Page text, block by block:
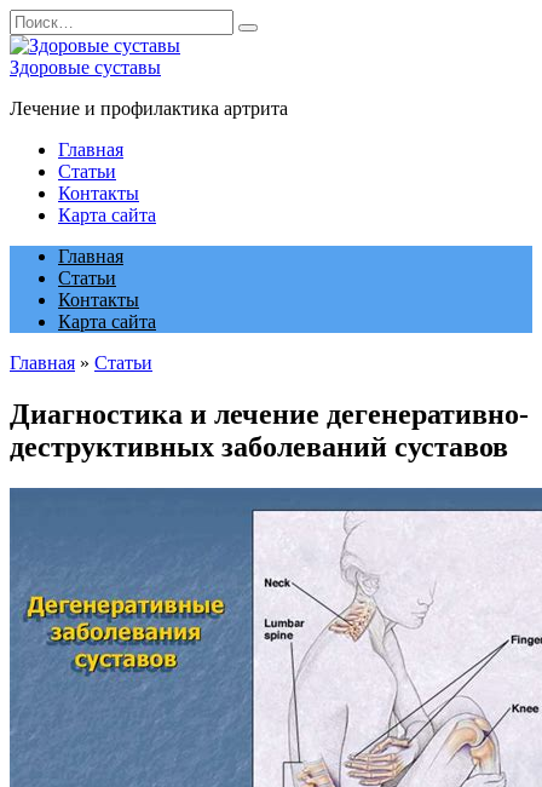
Перейти
к
содержанию
Search
for:
Здоровые суставы
Лечение и профилактика артрита
Главная
Статьи
Контакты
Карта сайта
Главная
Статьи
Контакты
Карта сайта
Главная » Статьи
Диагностика и лечение дегенеративно-
деструктивных заболеваний суставов